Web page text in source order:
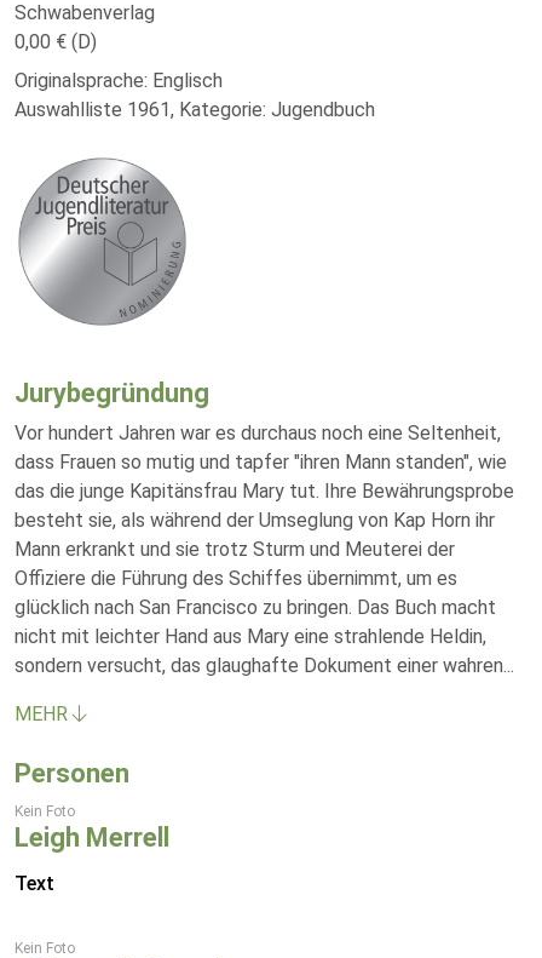
Schwabenverlag
0,00 € (D)
Originalsprache: Englisch
Auswahlliste 1961, Kategorie: Jugendbuch
Jurybegründung
Vor hundert Jahren war es durchaus noch eine Seltenheit,
dass Frauen so mutig und tapfer "ihren Mann standen", wie
das die junge Kapitänsfrau Mary tut. Ihre Bewährungsprobe
besteht sie, als während der Umseglung von Kap Horn ihr
Mann erkrankt und sie trotz Sturm und Meuterei der
Offiziere die Führung des Schiffes übernimmt, um es
glücklich nach San Francisco zu bringen. Das Buch macht
nicht mit leichter Hand aus Mary eine strahlende Heldin,
sondern versucht, das glaughafte Dokument einer wahren...
MEHR
Personen
Kein Foto
Leigh Merrell
Text
Kein Foto